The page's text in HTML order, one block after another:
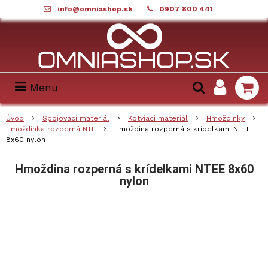
info@omniashop.sk 0907 800 441
Menu
Úvod Spojovací materiál Kotviaci materiál
Hmoždinky
Hmoždinka rozperná NTE
Hmoždina rozperná s krídelkami NTEE
8x60 nylon
Hmoždina rozperná s krídelkami NTEE 8x60
nylon